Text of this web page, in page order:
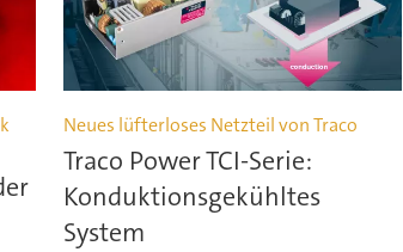
Neues lüfterloses Netzteil von Traco
Traco Power TCI-Serie:
Konduktionsgekühltes
System